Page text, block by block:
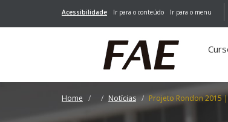
Acessibilidade Ir para o conteúdo Ir para o menu
Home Notícias Projeto Rondon 2015